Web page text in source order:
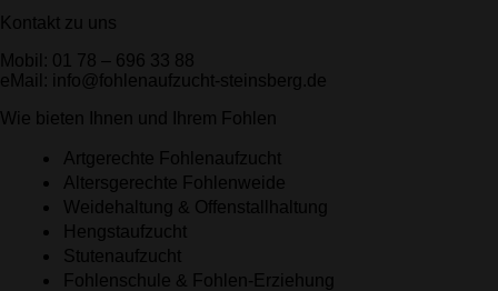
Kontakt zu uns
Mobil: 01 78 – 696 33 88
eMail: info@fohlenaufzucht-steinsberg.de
Wie bieten Ihnen und Ihrem Fohlen
Artgerechte Fohlenaufzucht
Altersgerechte Fohlenweide
Weidehaltung & Offenstallhaltung
Hengstaufzucht
Stutenaufzucht
Fohlenschule & Fohlen-Erziehung